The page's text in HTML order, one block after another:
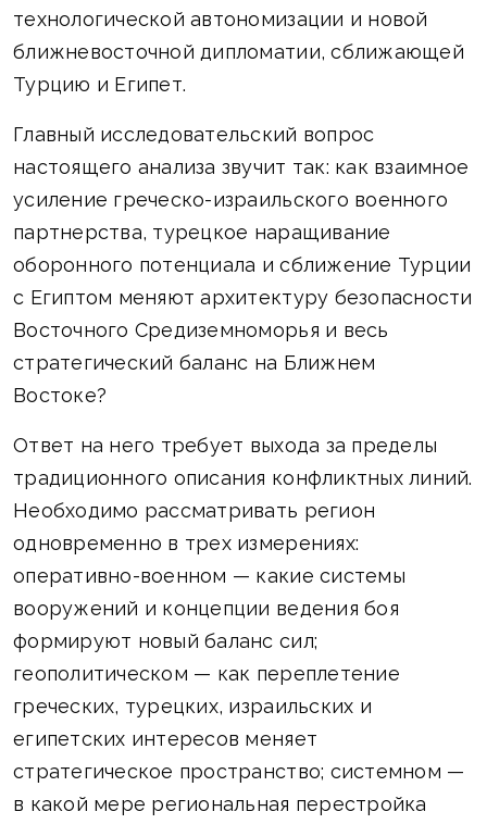
технологической автономизации и новой
ближневосточной дипломатии, сближающей
Турцию и Египет.
Главный исследовательский вопрос
настоящего анализа звучит так: как взаимное
усиление греческо-израильского военного
партнерства, турецкое наращивание
оборонного потенциала и сближение Турции
с Египтом меняют архитектуру безопасности
Восточного Средиземноморья и весь
стратегический баланс на Ближнем
Востоке?
Ответ на него требует выхода за пределы
традиционного описания конфликтных линий.
Необходимо рассматривать регион
одновременно в трех измерениях:
оперативно-военном — какие системы
вооружений и концепции ведения боя
формируют новый баланс сил;
геополитическом — как переплетение
греческих, турецких, израильских и
египетских интересов меняет
стратегическое пространство; системном —
в какой мере региональная перестройка